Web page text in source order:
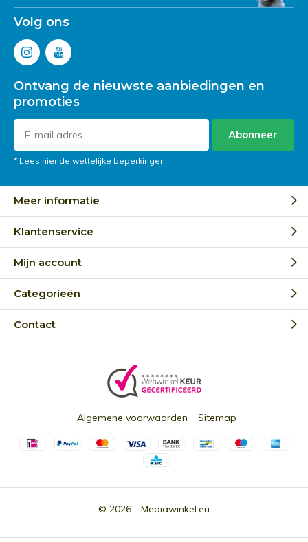
Volg ons
Ontvang de nieuwste aanbiedingen en
promoties
Abonneer
* Lees hier de wettelijke beperkingen
Meer informatie
Klantenservice
Mijn account
Categorieën
Contact
© 2026 - Mediawinkel.eu
Algemene voorwaarden Sitemap